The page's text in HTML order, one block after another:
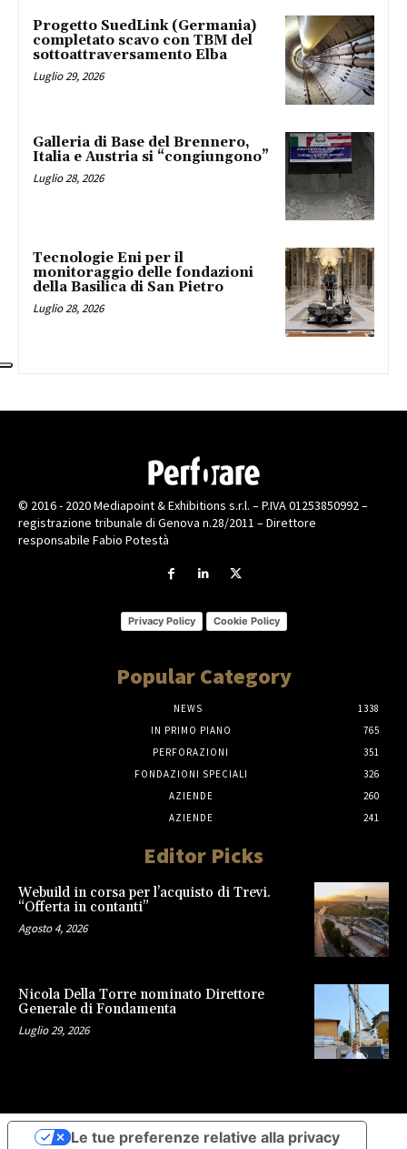
Progetto SuedLink (Germania)
completato scavo con TBM del
sottoattraversamento Elba
Luglio 29, 2026
Galleria di Base del Brennero,
Italia e Austria si “congiungono”
Luglio 28, 2026
Tecnologie Eni per il
monitoraggio delle fondazioni
della Basilica di San Pietro
Luglio 28, 2026
© 2016 - 2020 Mediapoint & Exhibitions s.r.l. – P.IVA 01253850992 –
registrazione tribunale di Genova n.28/2011 – Direttore
responsabile Fabio Potestà
Privacy Policy Cookie Policy
Popular Category
NEWS
1338
IN PRIMO PIANO
765
PERFORAZIONI
351
FONDAZIONI SPECIALI
326
AZIENDE
260
AZIENDE
241
Editor Picks
Webuild in corsa per l’acquisto di Trevi.
“Offerta in contanti”
Agosto 4, 2026
Nicola Della Torre nominato Direttore
Generale di Fondamenta
Luglio 29, 2026
Le tue preferenze relative alla privacy